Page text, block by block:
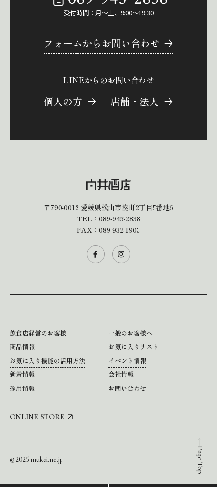
Page Top
受付時間：月～土、9:00～19:30
フォームからお問い合わせ
LINEからのお問い合わせ
個人の方 店舗・法人
〒790-0012 愛媛県松山市湊町2丁目5番地6
TEL： 089-945-2838
FAX：089-932-1903
飲食店経営のお客様
一般のお客様へ
商品情報
お気に入りリスト
お気に入り機能の活用方法
イベント情報
新着情報
会社情報
採用情報
お問い合わせ
ONLINE STORE
© 2025 mukai.ne.jp